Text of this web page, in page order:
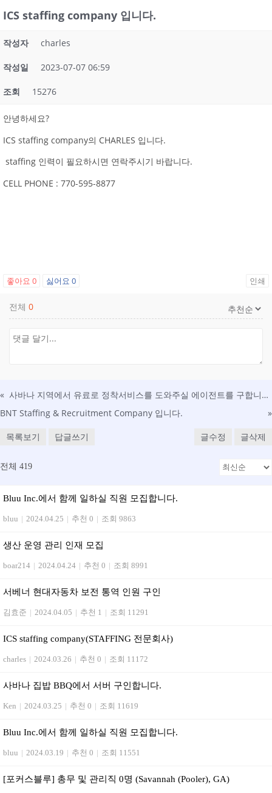
ICS staffing company 입니다.
작성자 charles
작성일 2023-07-07 06:59
조회 15276
안녕하세요?
ICS staffing company의 CHARLES 입니다.
staffing 인력이 필요하시면 연락주시기 바랍니다.
CELL PHONE : 770-595-8877
좋아요 0 싫어요 0 인쇄
전체 0
«
사바나 지역에서 유료로 정착서비스를 도와주실 에이전트를 구합니다.
BNT Staffing & Recruitment Company 입니다.
»
목록보기 답글쓰기 글수정 글삭제
전체 419
Bluu Inc.에서 함께 일하실 직원 모집합니다.
bluu | 2024.04.25 | 추천 0 | 조회 9863
생산 운영 관리 인재 모집
boar214 | 2024.04.24 | 추천 0 | 조회 8991
서베너 현대자동차 보전 통역 인원 구인
김효준 | 2024.04.05 | 추천 1 | 조회 11291
ICS staffing company(STAFFING 전문회사)
charles | 2024.03.26 | 추천 0 | 조회 11172
사바나 집밥 BBQ에서 서버 구인합니다.
Ken | 2024.03.25 | 추천 0 | 조회 11619
Bluu Inc.에서 함께 일하실 직원 모집합니다.
bluu | 2024.03.19 | 추천 0 | 조회 11551
[포커스블루] 총무 및 관리직 0명 (Savannah (Pooler), GA)